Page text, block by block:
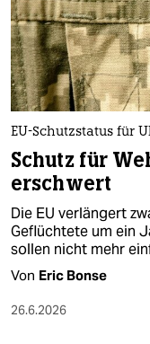
EU-Schutzstatus für
Schutz für
erschwert
Die EU verlängert
Geflüchtete um ein
sollen nicht mehr
Von Eric Bonse
26.6.2026